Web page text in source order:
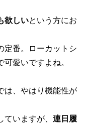
欲しいという方にお
定番。ローカットシ
愛いですよね。
は、やはり機能性が
いますが、 連日履